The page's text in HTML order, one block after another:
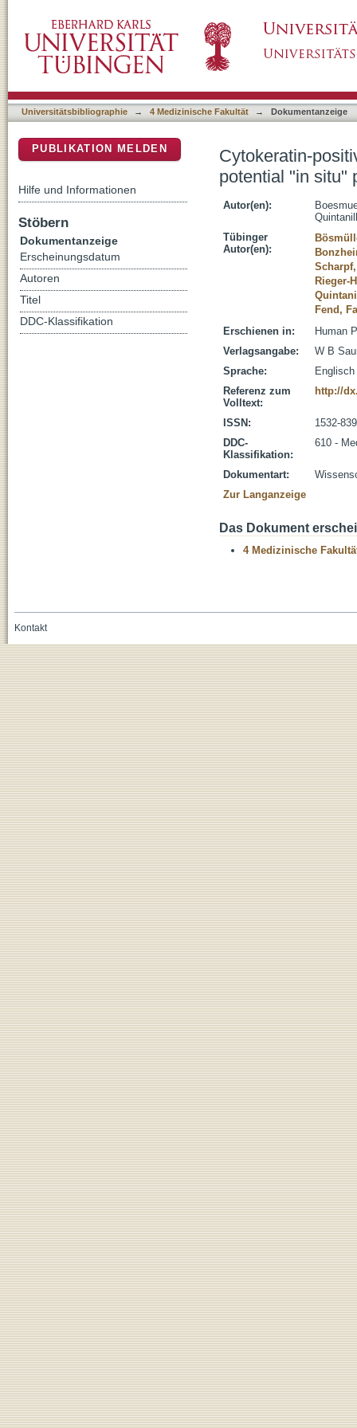
Universitätsbibliographie → 4 Medizinische Fakultät → Dokumentanzeige
Cytokeratin-
potential "in situ"
Autor(en):
Tübinger
Autor(en):
Rieger-
Fend,
Erschienen in:
Human
Verlagsangabe:
W B
Sprache:
Englisch
Referenz zum
Volltext:
http://
ISSN:
1532-
DDC-
Klassifikation:
610 -
Dokumentart:
Zur Langanzeige
Das Dokument
4 Medizinische
PUBLIKATION MELDEN
Hilfe und Informationen
Stöbern
Dokumentanzeige
Erscheinungsdatum
Autoren
Titel
DDC-Klassifikation
Kontakt